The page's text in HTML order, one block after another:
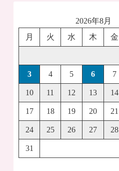
2026年8月
月
火 水 木 金
3 4 5 6 7
10 11 12 13 14
17 18 19 20 21
24 25 26 27 28
31